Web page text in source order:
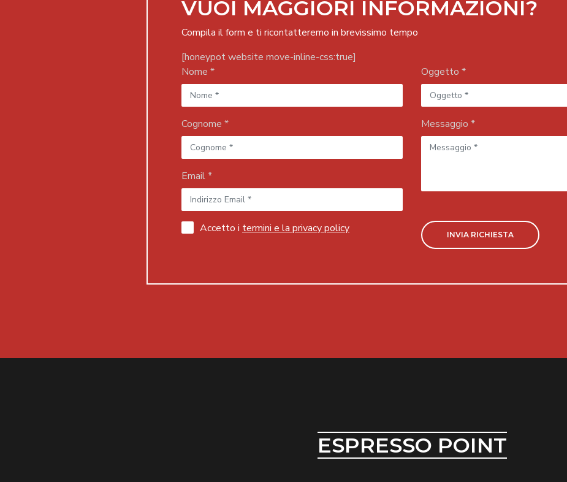
VUOI MAGGIORI INFORMAZIONI?
Compila il form e ti ricontatteremo in brevissimo tempo
[honeypot website move-inline-css:true]
Nome *
Cognome *
Email *
Oggetto *
Messaggio *
Accetto i termini e la privacy policy
ESPRESSO POINT